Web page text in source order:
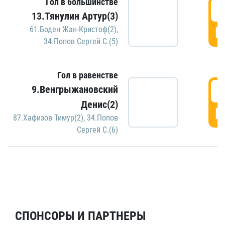
13.Тянулин Артур(3)
61.Боден Жан-Кристоф(2),
34.Попов Сергей С.(5)
Гол в равенстве
9.Венгрыжановский
Денис(2)
87.Хафизов Тимур(2), 34.Попов
Сергей С.(6)
СПОНСОРЫ И ПАРТНЕРЫ